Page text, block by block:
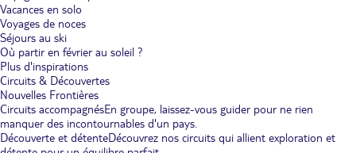
Vacances en solo
Voyages de noces
Séjours au ski
Où partir en février au soleil ?
Plus d'inspirations
Circuits & Découvertes
Nouvelles Frontières
Circuits accompagnésEn groupe, laissez-vous guider pour ne rien
manquer des incontournables d'un pays.
Découverte et détenteDécouvrez nos circuits qui allient exploration et